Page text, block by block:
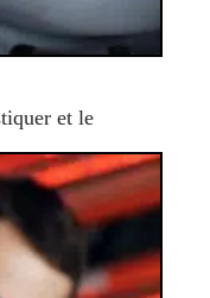
et le